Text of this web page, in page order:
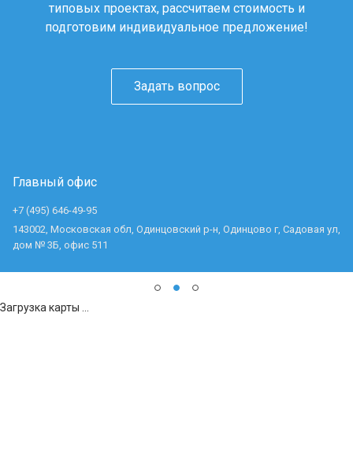
типовых проектах, рассчитаем стоимость и
подготовим индивидуальное предложение!
Задать вопрос
Главный офис
+7 (495) 646-49-95
143002, Московская обл, Одинцовский р-н, Одинцово г, Садовая ул,
дом № 3Б, офис 511
Загрузка карты ...